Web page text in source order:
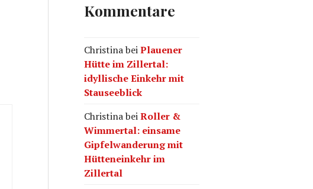
Kommentare
ChristinabeiPlauener
Hütte im Zillertal:
idyllische Einkehr mit
Stauseeblick
ChristinabeiRoller &
Wimmertal: einsame
Gipfelwanderung mit
Hütteneinkehr im
Zillertal